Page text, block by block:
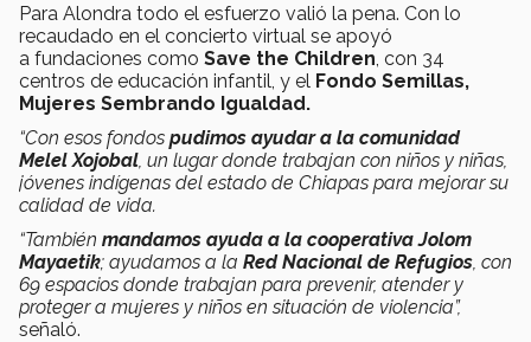
Para Alondra todo el esfuerzo valió la pena. Con lo
recaudado en el concierto virtual se apoyó
a fundaciones como Save the Children , con 34
centros de educación infantil, y el Fondo Semillas,
Mujeres Sembrando Igualdad.
“Con esos fondos pudimos ayudar a la comunidad
Melel Xojobal , un lugar donde trabajan con niños y niñas,
jóvenes indígenas del estado de Chiapas para mejorar su
calidad de vida.
“También mandamos ayuda a la cooperativa Jolom
Mayaetik; ayudamos a la Red Nacional de Refugios , con
69 espacios donde trabajan para prevenir, atender y
proteger a mujeres y niños en situación de violencia”,
señaló.